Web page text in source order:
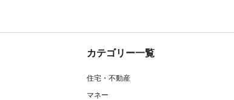
カテゴリー一覧
住宅・不動産
マネー